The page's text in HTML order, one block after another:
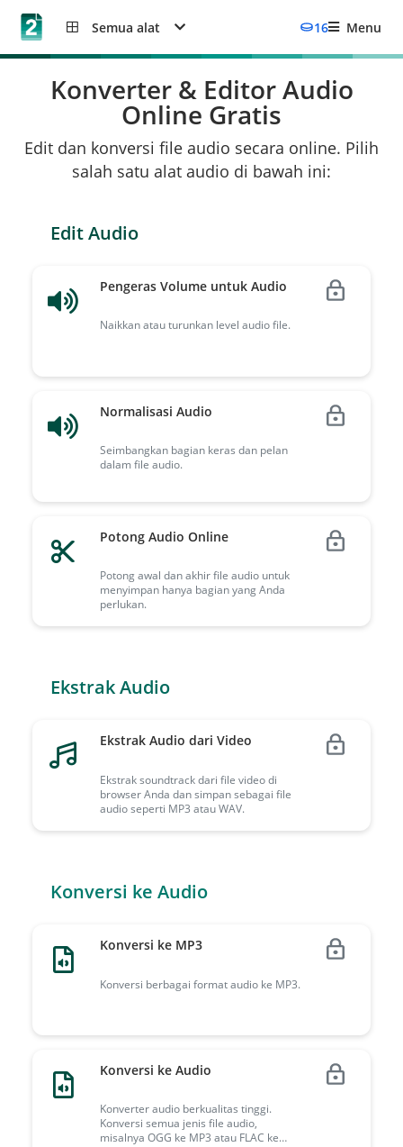
Semua alat 16 Menu
Konverter & Editor Audio
Online Gratis
Edit dan konversi file audio secara online. Pilih
salah satu alat audio di bawah ini:
Edit Audio
Pengeras Volume untuk Audio
Naikkan atau turunkan level audio file.
Normalisasi Audio
Seimbangkan bagian keras dan pelan
dalam file audio.
Potong Audio Online
Potong awal dan akhir file audio untuk
menyimpan hanya bagian yang Anda
perlukan.
Ekstrak Audio
Ekstrak Audio dari Video
Ekstrak soundtrack dari file video di
browser Anda dan simpan sebagai file
audio seperti MP3 atau WAV.
Konversi ke Audio
Konversi ke MP3
Konversi berbagai format audio ke MP3.
Konversi ke Audio
Konverter audio berkualitas tinggi.
Konversi semua jenis file audio,
misalnya OGG ke MP3 atau FLAC ke